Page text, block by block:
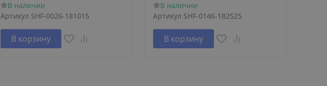
В наличии
Артикул SHF-0026-181015
В корзину
В наличии
Артикул SHF-0146-182525
В корзину